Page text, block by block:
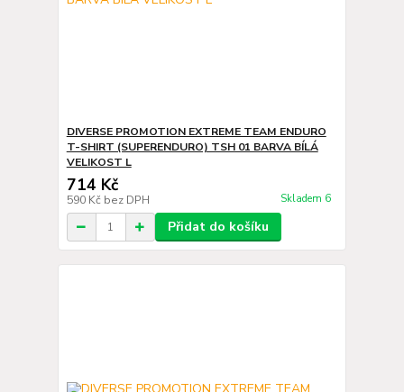
DIVERSE PROMOTION EXTREME TEAM ENDURO
T-SHIRT (SUPERENDURO) TSH 01 BARVA BÍLÁ
VELIKOST L
714 Kč
590 Kč bez DPH Skladem 6
Přidat do košíku